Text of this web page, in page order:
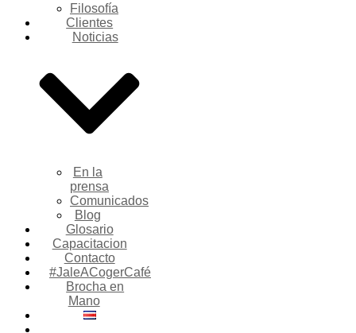
Filosofía
Clientes
Noticias
En la
prensa
Comunicados
Blog
Glosario
Capacitacion
Contacto
#JaleACogerCafé
Brocha en
Mano